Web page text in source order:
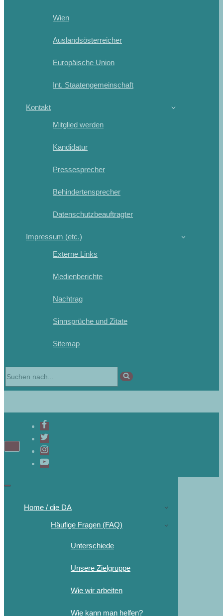
Wien
Auslandsösterreicher
Europäische Union
Int. Staatengemeinschaft
Kontakt
Mitglied werden
Kandidatur
Pressesprecher
Behindertensprecher
Datenschutzbeauftragter
Impressum (etc.)
Externe Links
Medienberichte
Nachtrag
Sinnsprüche und Zitate
Sitemap
Home / die DA
Häufige Fragen (FAQ)
Unterschiede
Unsere Zielgruppe
Wie wir arbeiten
Wie kann man helfen?